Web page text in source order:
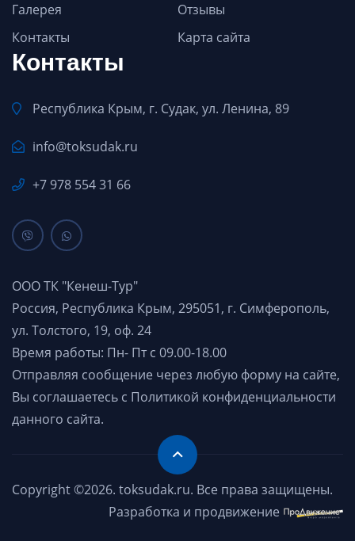
Галерея
Отзывы
Контакты
Карта сайта
Контакты
Республика Крым, г. Судак, ул. Ленина, 89
info@toksudak.ru
+7 978 554 31 66
ООО ТК "Кенеш-Тур"
Россия, Республика Крым, 295051, г. Симферополь,
ул. Толстого, 19, оф. 24
Время работы: Пн- Пт с 09.00-18.00
Отправляя сообщение через любую форму на сайте,
Вы соглашаетесь с Политикой конфиденциальности
данного сайта.
Copyright ©2026. toksudak.ru. Все права защищены.
Разработка и продвижение